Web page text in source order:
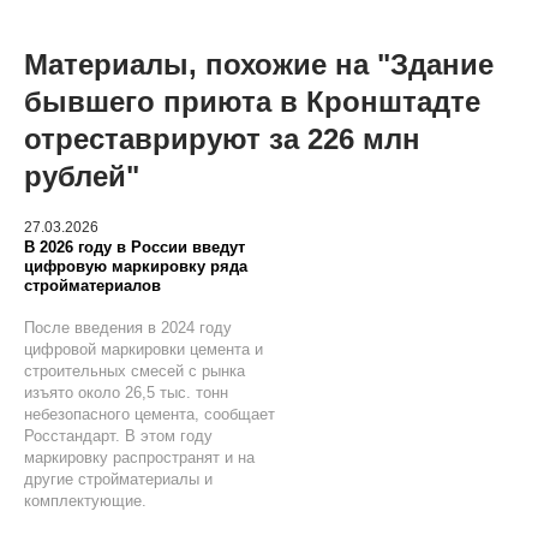
Материалы, похожие на "Здание
бывшего приюта в Кронштадте
отреставрируют за 226 млн
рублей"
27.03.2026
В 2026 году в России введут
цифровую маркировку ряда
стройматериалов
После введения в 2024 году
цифровой маркировки цемента и
строительных смесей с рынка
изъято около 26,5 тыс. тонн
небезопасного цемента, сообщает
Росстандарт. В этом году
маркировку распространят и на
другие стройматериалы и
комплектующие.